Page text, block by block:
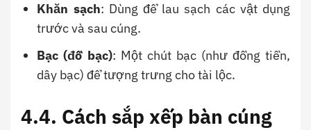
Khăn sạch: Dùng để lau sạch các vật dụng
trước và sau cúng.
Bạc (đồ bạc): Một chút bạc (như đồng tiền,
dây bạc) để tượng trưng cho tài lộc.
4.4. Cách sắp xếp bàn cúng